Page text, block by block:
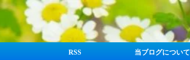
RSS 当ブログについて